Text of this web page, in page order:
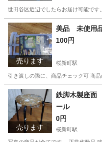
世田谷区近辺でしたらお届け可能で
東京 世田谷区 桜新町駅
売ります
美品 未使用
100円
桜新町駅
引き渡しの際に、商品チェック可 商
東京 世田谷区 桜新町駅
売ります
鉄脚木製座
ール
0円
桜新町駅